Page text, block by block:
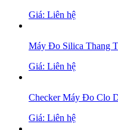
Giá: Liên hệ
Máy Đo Silica Thang
Giá: Liên hệ
Checker Máy Đo Clo
Giá: Liên hệ